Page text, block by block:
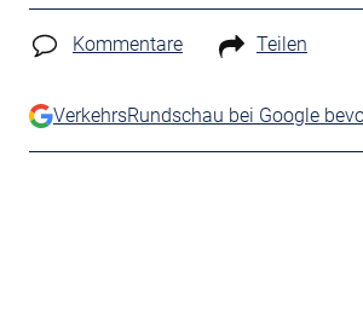
Kommentare Teilen
VerkehrsRundschau bei Google